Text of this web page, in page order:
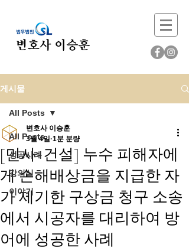
게시물
All Posts
성공사례
강의실
이야기
All Posts
[민사-건설] 누수 피해자에
게 손해배상금을 지급한 자
가 제기한 구상금 청구 소송
에서 시공자를 대리하여 방
어에 성공한 사례
변호사 이승훈
3월 4일 1분 분량